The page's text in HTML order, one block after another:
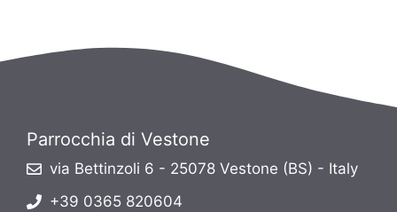
Parrocchia di Vestone
via Bettinzoli 6 - 25078 Vestone (BS) - Italy
+39 0365 820604